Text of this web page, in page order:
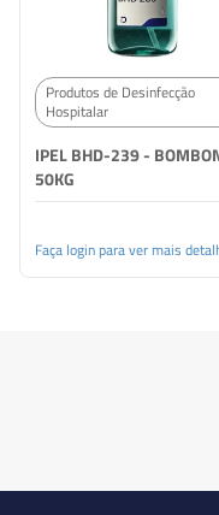
Produtos de Desinfecção
Hospitalar
IPEL BHD-239 -
50KG
Faça login para ver mais